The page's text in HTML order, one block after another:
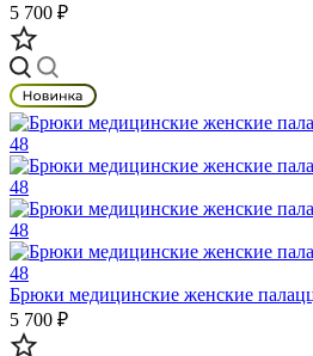
5 700 ₽
Брюки медицинские женские
5 700 ₽